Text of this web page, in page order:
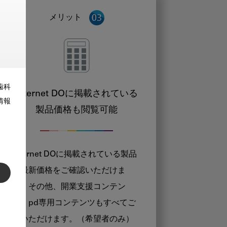
科
報
メリット
Internet DOに掲載されている
製品価格も閲覧可能
Internet DOに掲載されている製品
の最新価格をご確認いただけま
す。その他、開業支援コンテン
ツ、pd専用コンテンツもすべてご
覧いただけます。（希望者のみ）